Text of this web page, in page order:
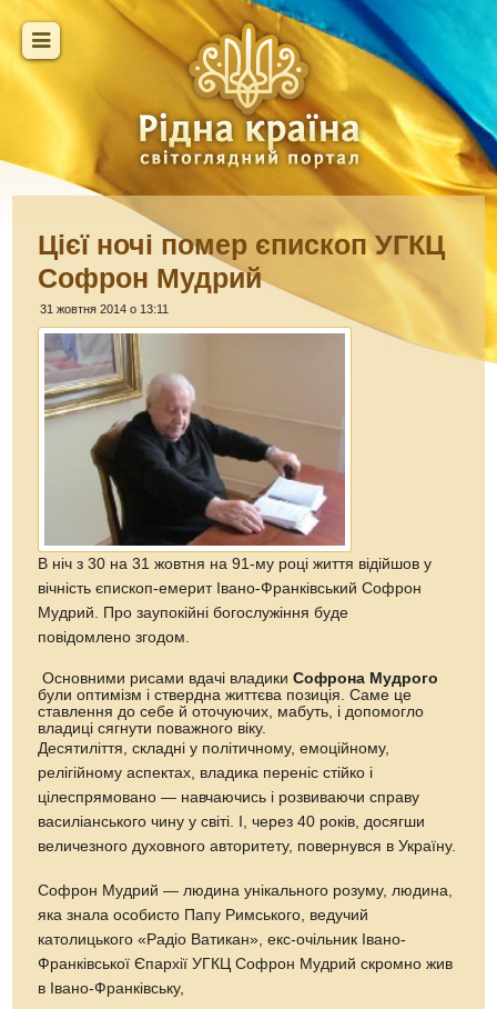
Цієї ночі помер єпископ УГКЦ
Софрон Мудрий
31 жовтня 2014 о 13:11
В ніч з 30 на 31 жовтня на 91-му році життя відійшов у
вічність єпископ-емерит Івано-Франківський Софрон
Мудрий. Про заупокійні богослужіння буде
повідомлено згодом.
Основними рисами вдачі владикиСофрона Мудрого
були оптимізм і ствердна життєва позиція. Саме це
ставлення до себе й оточуючих, мабуть, і допомогло
владиці сягнути поважного віку.
Десятиліття, складні у політичному, емоційному,
релігійному аспектах, владика переніс стійко і
цілеспрямовано — навчаючись і розвиваючи справу
василіанського чину у світі. І, через 40 років, досягши
величезного духовного авторитету, повернувся в Україну.
Софрон Мудрий — людина унікального розуму, людина,
яка знала особисто Папу Римського, ведучий
католицького «Радіо Ватикан», екс-очільник Івано-
Франківської Єпархії УГКЦ Софрон Мудрий скромно жив
в Івано-Франківську,